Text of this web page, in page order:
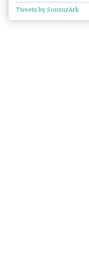
Tweets by SonsuzArk